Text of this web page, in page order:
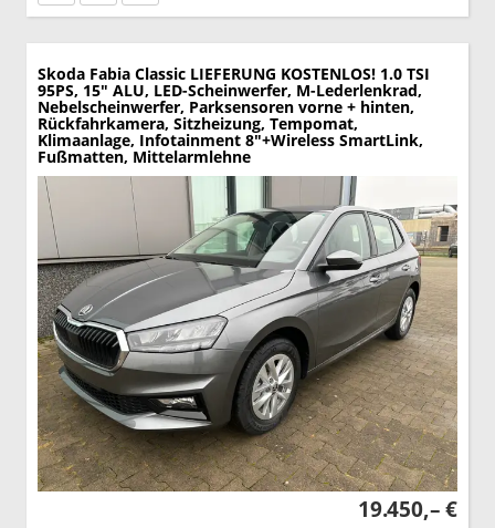
Skoda Fabia Classic LIEFERUNG KOSTENLOS! 1.0 TSI
95PS, 15" ALU, LED-Scheinwerfer, M-Lederlenkrad,
Nebelscheinwerfer, Parksensoren vorne + hinten,
Rückfahrkamera, Sitzheizung, Tempomat,
Klimaanlage, Infotainment 8"+Wireless SmartLink,
Fußmatten, Mittelarmlehne
19.450,– €